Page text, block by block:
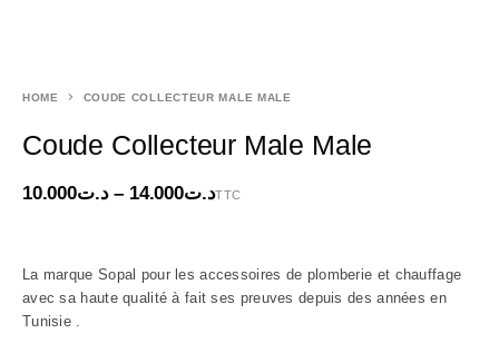
HOME COUDE COLLECTEUR MALE MALE
Coude Collecteur Male Male
د.ت10.000 – د.ت14.000 TTC
La marque Sopal pour les accessoires de plomberie et chauffage
avec sa haute qualité à fait ses preuves depuis des années en
Tunisie .